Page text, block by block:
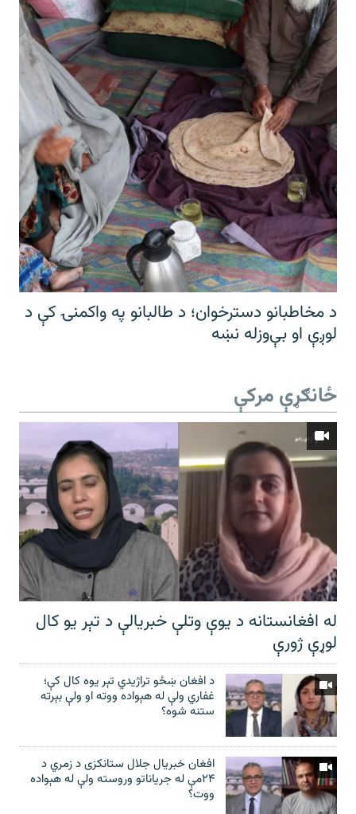
د مخاطبانو دسترخوان؛ د طالبانو په واکمنۍ کې د
لوږې او بې‌وزله نښه
ځانګړې مرکې
له افغانستانه د یوې وتلې خبریالې د تېر يو کال
لوړې ژورې
د افغان ښځو تراژیدي تېر یوه کال کې؛
غفاري ولې له هېواده ووته او ولې بېرته
ستنه شوه؟
افغان خبریال جلال ستانکزی د زمري د
۲۴مې له جریاناتو وروسته ولې له هېواده
ووت؟